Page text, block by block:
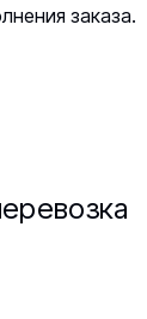
заказа.